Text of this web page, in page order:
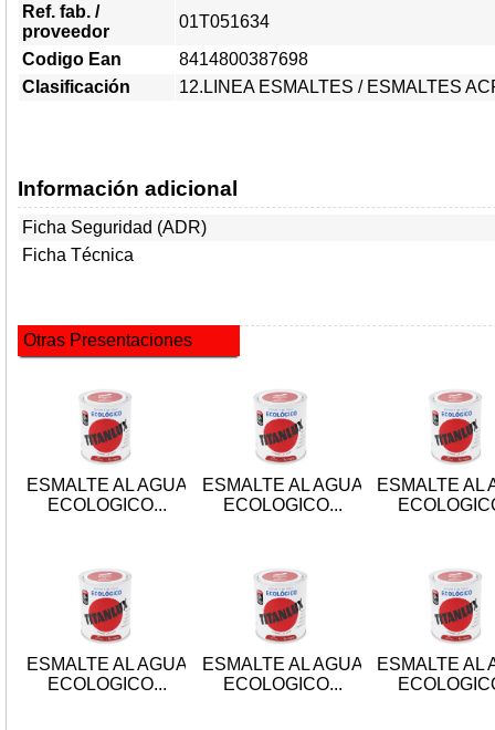
Ref. fab. /
proveedor
01T051634
Codigo Ean
8414800387698
Clasificación
12.LINEA ESMALTES / ESMALTES
Información adicional
Ficha Seguridad (ADR)
Ficha Técnica
Otras Presentaciones
ESMALTE AL AGUA
ECOLOGICO...
ESMALTE AL AGUA
ECOLOGICO...
ESMALTE AL
ESMALTE AL AGUA
ECOLOGICO...
ESMALTE AL AGUA
ECOLOGICO...
ESMALTE AL